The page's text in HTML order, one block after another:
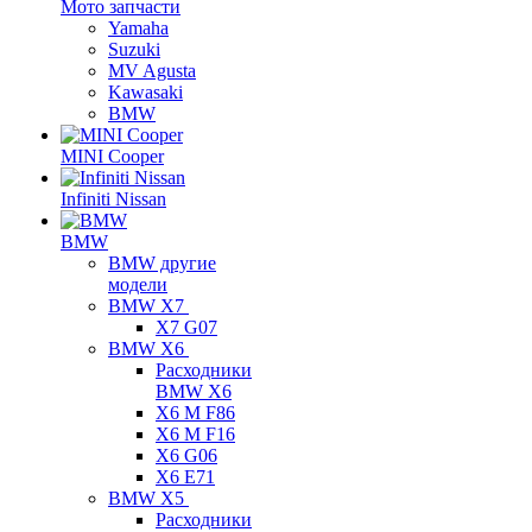
Мото запчасти
Yamaha
Suzuki
MV Agusta
Kawasaki
BMW
MINI Cooper
Infiniti Nissan
BMW
BMW другие
модели
BMW X7
X7 G07
BMW X6
Расходники
BMW X6
X6 M F86
X6 M F16
X6 G06
X6 E71
BMW X5
Расходники